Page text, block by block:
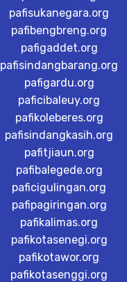
pafisukanegara.org
pafibengbreng.org
pafigaddet.org
pafisindangbarang.org
pafigardu.org
paficibaleuy.org
pafikoleberes.org
pafisindangkasih.org
pafitjiaun.org
pafibalegede.org
paficigulingan.org
pafipagiringan.org
pafikalimas.org
pafikotasenegi.org
pafikotawor.org
pafikotasenggi.org